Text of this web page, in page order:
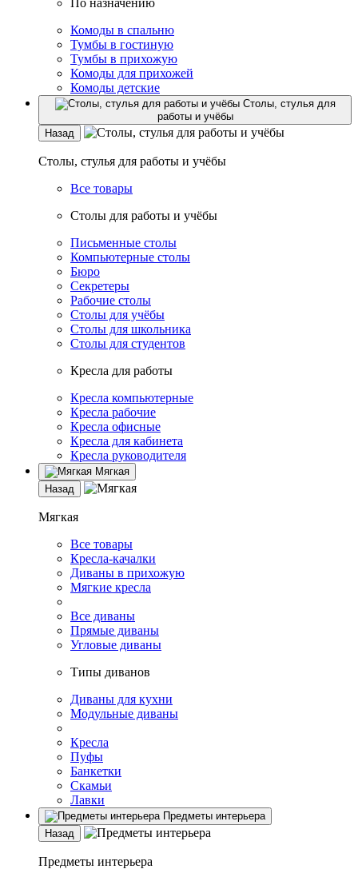
По назначению
Комоды в спальню
Тумбы в гостиную
Тумбы в прихожую
Комоды для прихожей
Комоды детские
Столы, стулья для
работы и учёбы
Назад
Столы, стулья для работы и учёбы
Все товары
Столы для работы и учёбы
Письменные столы
Компьютерные столы
Бюро
Секретеры
Рабочие столы
Столы для учёбы
Столы для школьника
Столы для студентов
Кресла для работы
Кресла компьютерные
Кресла рабочие
Кресла офисные
Кресла для кабинета
Кресла руководителя
Мягкая
Назад
Мягкая
Все товары
Кресла-качалки
Диваны в прихожую
Мягкие кресла
Все диваны
Прямые диваны
Угловые диваны
Типы диванов
Диваны для кухни
Модульные диваны
Кресла
Пуфы
Банкетки
Скамьи
Лавки
Предметы интерьера
Назад
Предметы интерьера